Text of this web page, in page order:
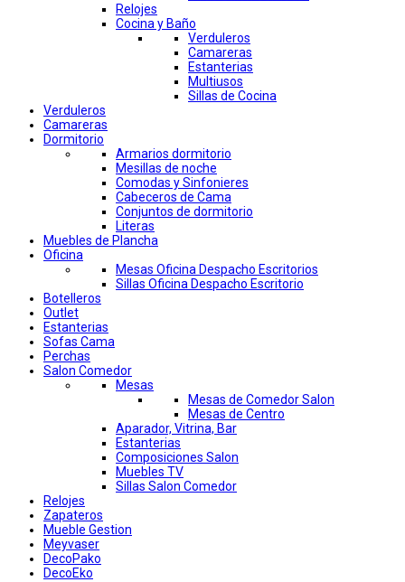
Relojes
Cocina y Baño
Verduleros
Camareras
Estanterias
Multiusos
Sillas de Cocina
Verduleros
Camareras
Dormitorio
Armarios dormitorio
Mesillas de noche
Comodas y Sinfonieres
Cabeceros de Cama
Conjuntos de dormitorio
Literas
Muebles de Plancha
Oficina
Mesas Oficina Despacho Escritorios
Sillas Oficina Despacho Escritorio
Botelleros
Outlet
Estanterias
Sofas Cama
Perchas
Salon Comedor
Mesas
Mesas de Comedor Salon
Mesas de Centro
Aparador, Vitrina, Bar
Estanterias
Composiciones Salon
Muebles TV
Sillas Salon Comedor
Relojes
Zapateros
Mueble Gestion
Meyvaser
DecoPako
DecoEko